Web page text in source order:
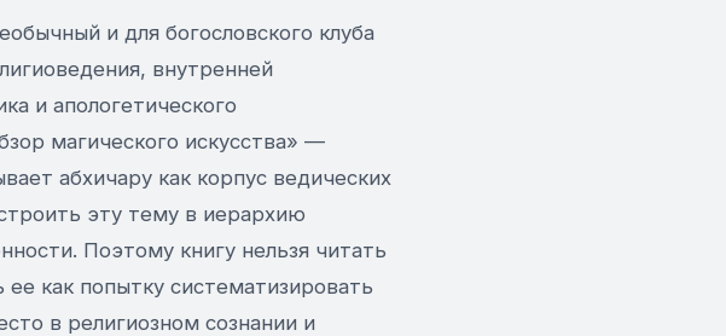
и для богословского клуба
внутренней
и апологетического
магического искусства» —
абхичару как корпус ведических
эту тему в иерархию
Поэтому книгу нельзя читать
как попытку систематизировать
в религиозном сознании и